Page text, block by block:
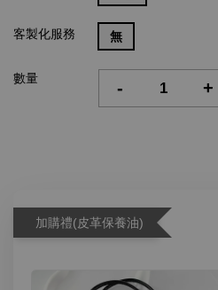
客製化服務 無
數量 - +
加購禮(皮革保養油)